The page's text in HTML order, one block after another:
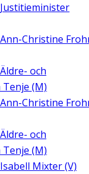
Justitieminister
Ann-Christine
Äldre- och
(M)
Ann-Christine
Äldre- och
(M)
Isabell Mixter (V)